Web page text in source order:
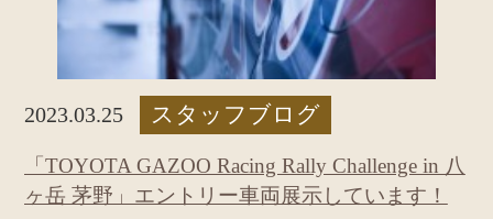
2023.03.25 スタッフブログ
「TOYOTA GAZOO Racing Rally Challenge in 八
ヶ岳 茅野」エントリー車両展示しています！